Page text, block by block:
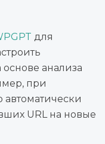
для
анализа
при
URL на новые